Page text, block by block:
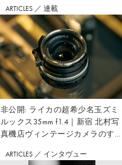
ARTICLES ／ 連載
非公開: ライカの超希少名玉ズミ
ルックス35mm f1.4｜新宿 北村写
真機店ヴィンテージカメラのすす
ARTICLES ／ インタヴュー